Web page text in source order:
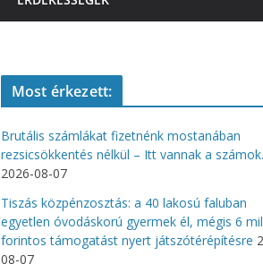
Most érkezett:
Brutális számlákat fizetnénk mostanában
rezsicsökkentés nélkül – Itt vannak a
2026-08-07
Tiszás közpénzosztás: a 40 lakosú faluban
egyetlen óvodáskorú gyermek él, mégis 6
forintos támogatást nyert játszótérépítésre
08-07